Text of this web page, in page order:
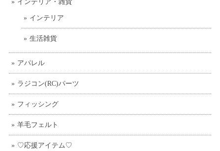
インテリア・雑貨
インテリア
生活雑貨
アパレル
ラジコン(RC)パーツ
フィッシング
羊毛フェルト
♡応援アイテム♡